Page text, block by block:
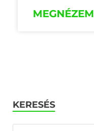
MEGNÉZEM
KERESÉS